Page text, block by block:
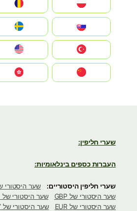
שערי חליפין:
העברות כספים בינלאומיות:
שערי חליפין היסטוריים:
שער היסטורי של AUD
שער היסטורי של GBP
שער היסטורי של MXN
שער היסטורי של EUR
שער היסטורי של JPY